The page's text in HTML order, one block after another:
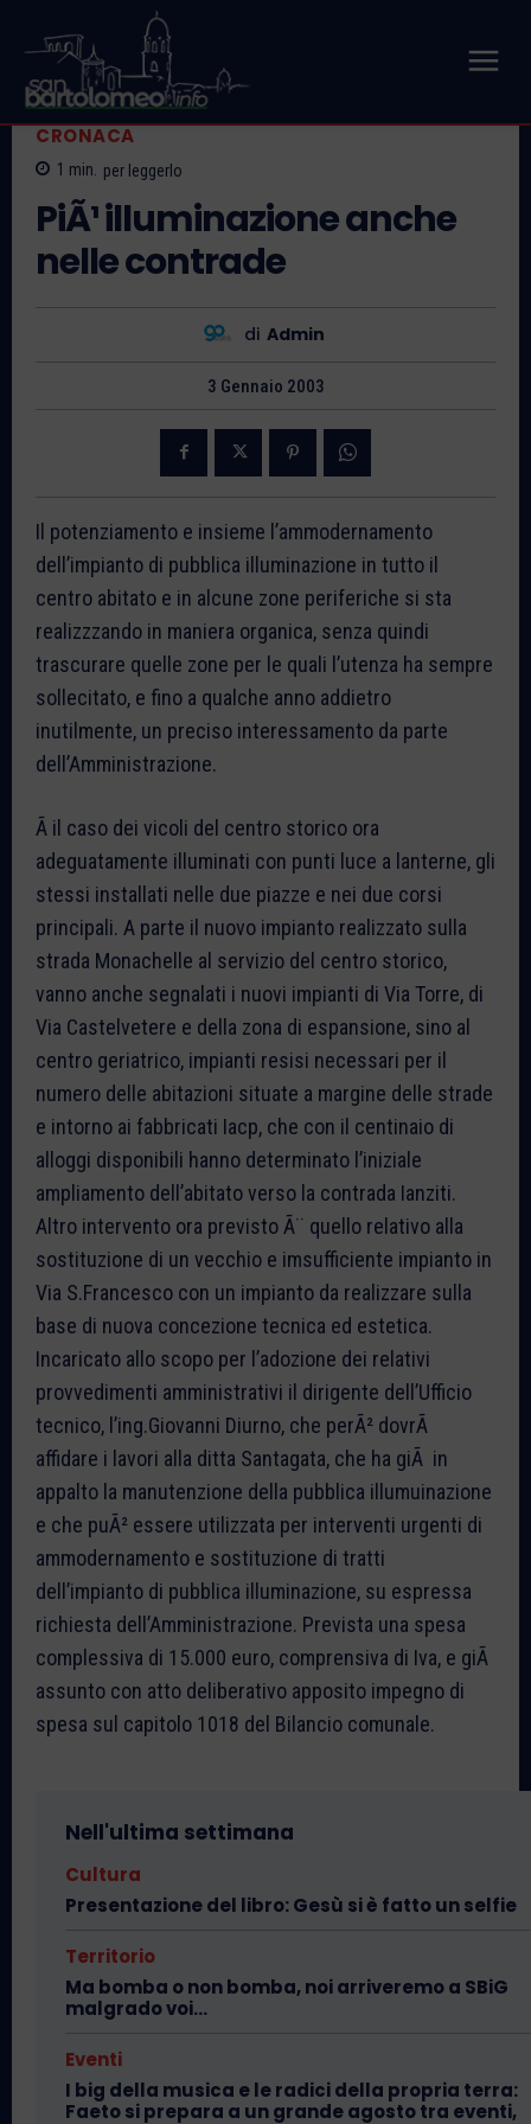
CRONACA
1 min. per leggerlo
PiÃ¹ illuminazione anche
nelle contrade
di Admin
3 Gennaio 2003
Il potenziamento e insieme l’ammodernamento
dell’impianto di pubblica illuminazione in tutto il
centro abitato e in alcune zone periferiche si sta
realizzzando in maniera organica, senza quindi
trascurare quelle zone per le quali l’utenza ha sempre
sollecitato, e fino a qualche anno addietro
inutilmente, un preciso interessamento da parte
dell’Amministrazione.
Ã il caso dei vicoli del centro storico ora
adeguatamente illuminati con punti luce a lanterne, gli
stessi installati nelle due piazze e nei due corsi
principali. A parte il nuovo impianto realizzato sulla
strada Monachelle al servizio del centro storico,
vanno anche segnalati i nuovi impianti di Via Torre, di
Via Castelvetere e della zona di espansione, sino al
centro geriatrico, impianti resisi necessari per il
numero delle abitazioni situate a margine delle strade
e intorno ai fabbricati Iacp, che con il centinaio di
alloggi disponibili hanno determinato l’iniziale
ampliamento dell’abitato verso la contrada Ianziti.
Altro intervento ora previsto Ã¨ quello relativo alla
sostituzione di un vecchio e imsufficiente impianto in
Via S.Francesco con un impianto da realizzare sulla
base di nuova concezione tecnica ed estetica.
Incaricato allo scopo per l’adozione dei relativi
provvedimenti amministrativi il dirigente dell’Ufficio
tecnico, l’ing.Giovanni Diurno, che perÃ² dovrÃ
affidare i lavori alla ditta Santagata, che ha giÃ in
appalto la manutenzione della pubblica illumuinazione
e che puÃ² essere utilizzata per interventi urgenti di
ammodernamento e sostituzione di tratti
dell’impianto di pubblica illuminazione, su espressa
richiesta dell’Amministrazione. Prevista una spesa
complessiva di 15.000 euro, comprensiva di Iva, e giÃ
assunto con atto deliberativo apposito impegno di
spesa sul capitolo 1018 del Bilancio comunale.
Nell'ultima settimana
Cultura
Presentazione del libro: Gesù si è fatto un selfie
Territorio
Ma bomba o non bomba, noi arriveremo a SBiG
malgrado voi…
Eventi
I big della musica e le radici della propria terra:
Faeto si prepara a un grande agosto tra eventi,